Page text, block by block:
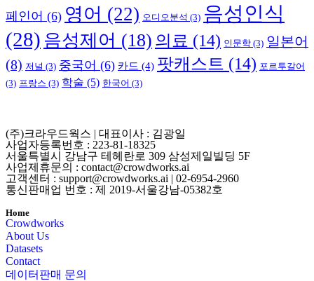
페인어 (6) 영어 (22) 오디오분석 (3) 음성인식
(28) 음성제어 (18) 의료 (14) 인문학 (3) 일본어
(8) 저널 (3) 중국어 (6) 카드 (4) 팟캐스트 (14) 포르투갈어
(3) 프랑스 (3) 학술 (5) 한국어 (3)
(주)크라우드웍스 | 대표이사 : 김광일
사업자등록번호 : 223-81-18325
서울특별시 강남구 테헤란로 309 삼성제일빌딩 5F
사업제휴문의 : contact@crowdworks.ai
고객센터 : support@crowdworks.ai | 02-6954-2960
통신판매업 번호 : 제 2019-서울강남-05382호
Home
Crowdworks
About Us
Datasets
Contact
데이터판매 문의